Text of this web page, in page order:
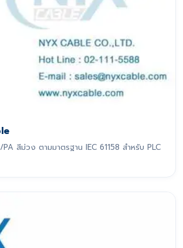
สีม่วง ตามมาตรฐาน IEC 61158 สำหรับ PLC